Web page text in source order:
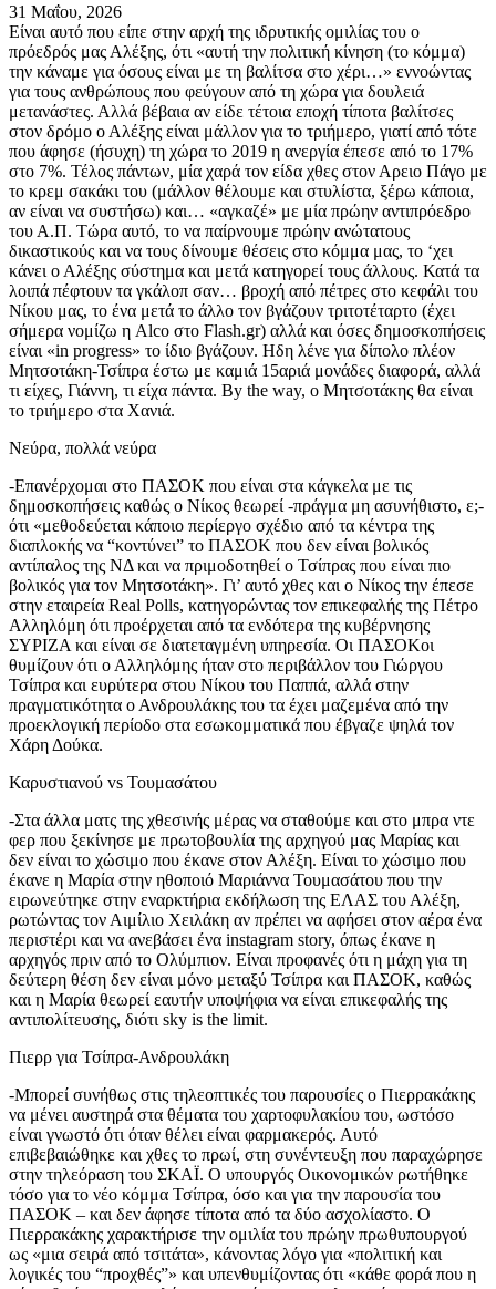
31 Μαΐου, 2026
Είναι αυτό που είπε στην αρχή της ιδρυτικής ομιλίας του ο
πρόεδρός μας Αλέξης, ότι «αυτή την πολιτική κίνηση (το κόμμα)
την κάναμε για όσους είναι με τη βαλίτσα στο χέρι…» εννοώντας
για τους ανθρώπους που φεύγουν από τη χώρα για δουλειά
μετανάστες. Αλλά βέβαια αν είδε τέτοια εποχή τίποτα βαλίτσες
στον δρόμο ο Αλέξης είναι μάλλον για το τριήμερο, γιατί από τότε
που άφησε (ήσυχη) τη χώρα το 2019 η ανεργία έπεσε από το 17%
στο 7%. Τέλος πάντων, μία χαρά τον είδα χθες στον Αρειο Πάγο με
το κρεμ σακάκι του (μάλλον θέλουμε και στυλίστα, ξέρω κάποια,
αν είναι να συστήσω) και… «αγκαζέ» με μία πρώην αντιπρόεδρο
του Α.Π. Τώρα αυτό, το να παίρνουμε πρώην ανώτατους
δικαστικούς και να τους δίνουμε θέσεις στο κόμμα μας, το ‘χει
κάνει ο Αλέξης σύστημα και μετά κατηγορεί τους άλλους. Κατά τα
λοιπά πέφτουν τα γκάλοπ σαν… βροχή από πέτρες στο κεφάλι του
Νίκου μας, το ένα μετά το άλλο τον βγάζουν τριτοτέταρτο (έχει
σήμερα νομίζω η Alco στο Flash.gr) αλλά και όσες δημοσκοπήσεις
είναι «in progress» το ίδιο βγάζουν. Ηδη λένε για δίπολο πλέον
Μητσοτάκη-Τσίπρα έστω με καμιά 15αριά μονάδες διαφορά, αλλά
τι είχες, Γιάννη, τι είχα πάντα. By the way, ο Μητσοτάκης θα είναι
το τριήμερο στα Χανιά.
Νεύρα, πολλά νεύρα
-Επανέρχομαι στο ΠΑΣΟΚ που είναι στα κάγκελα με τις
δημοσκοπήσεις καθώς ο Νίκος θεωρεί -πράγμα μη ασυνήθιστο, ε;-
ότι «μεθοδεύεται κάποιο περίεργο σχέδιο από τα κέντρα της
διαπλοκής να “κοντύνει” το ΠΑΣΟΚ που δεν είναι βολικός
αντίπαλος της ΝΔ και να πριμοδοτηθεί ο Τσίπρας που είναι πιο
βολικός για τον Μητσοτάκη». Γι’ αυτό χθες και ο Νίκος την έπεσε
στην εταιρεία Real Polls, κατηγορώντας τον επικεφαλής της Πέτρο
Αλληλόμη ότι προέρχεται από τα ενδότερα της κυβέρνησης
ΣΥΡΙΖΑ και είναι σε διατεταγμένη υπηρεσία. Οι ΠΑΣΟΚοι
θυμίζουν ότι ο Αλληλόμης ήταν στο περιβάλλον του Γιώργου
Τσίπρα και ευρύτερα στου Νίκου του Παππά, αλλά στην
πραγματικότητα ο Ανδρουλάκης του τα έχει μαζεμένα από την
προεκλογική περίοδο στα εσωκομματικά που έβγαζε ψηλά τον
Χάρη Δούκα.
Καρυστιανού vs Τουμασάτου
-Στα άλλα ματς της χθεσινής μέρας να σταθούμε και στο μπρα ντε
φερ που ξεκίνησε με πρωτοβουλία της αρχηγού μας Μαρίας και
δεν είναι το χώσιμο που έκανε στον Αλέξη. Είναι το χώσιμο που
έκανε η Μαρία στην ηθοποιό Μαριάννα Τουμασάτου που την
ειρωνεύτηκε στην εναρκτήρια εκδήλωση της ΕΛΑΣ του Αλέξη,
ρωτώντας τον Αιμίλιο Χειλάκη αν πρέπει να αφήσει στον αέρα ένα
περιστέρι και να ανεβάσει ένα instagram story, όπως έκανε η
αρχηγός πριν από το Ολύμπιον. Είναι προφανές ότι η μάχη για τη
δεύτερη θέση δεν είναι μόνο μεταξύ Τσίπρα και ΠΑΣΟΚ, καθώς
και η Μαρία θεωρεί εαυτήν υποψήφια να είναι επικεφαλής της
αντιπολίτευσης, διότι sky is the limit.
Πιερρ για Τσίπρα-Ανδρουλάκη
-Μπορεί συνήθως στις τηλεοπτικές του παρουσίες ο Πιερρακάκης
να μένει αυστηρά στα θέματα του χαρτοφυλακίου του, ωστόσο
είναι γνωστό ότι όταν θέλει είναι φαρμακερός. Αυτό
επιβεβαιώθηκε και χθες το πρωί, στη συνέντευξη που παραχώρησε
στην τηλεόραση του ΣΚΑΪ. Ο υπουργός Οικονομικών ρωτήθηκε
τόσο για το νέο κόμμα Τσίπρα, όσο και για την παρουσία του
ΠΑΣΟΚ – και δεν άφησε τίποτα από τα δύο ασχολίαστο. Ο
Πιερρακάκης χαρακτήρισε την ομιλία του πρώην πρωθυπουργού
ως «μια σειρά από τσιτάτα», κάνοντας λόγο για «πολιτική και
λογικές του “προχθές”» και υπενθυμίζοντας ότι «κάθε φορά που η